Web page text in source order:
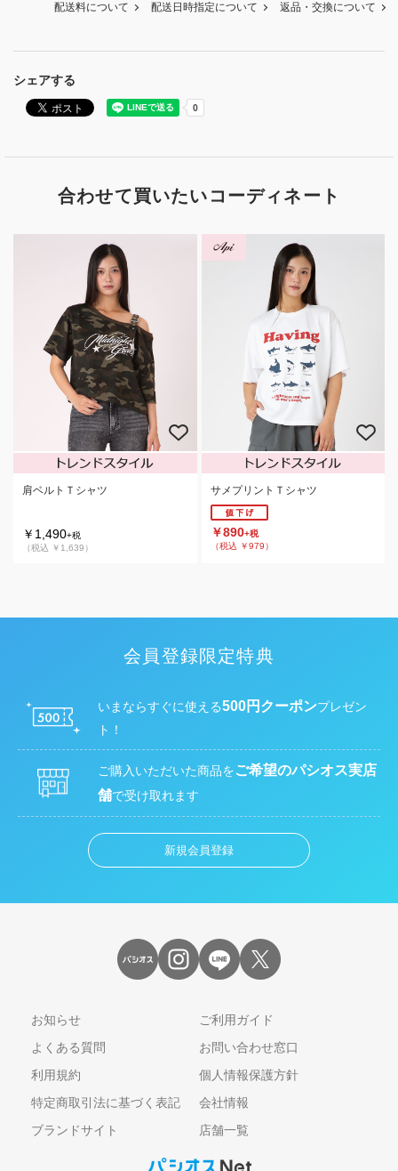
シェアする
配送料について 配送日時指定について 返品・交換について
合わせて買いたいコーディネート
肩ベルトＴシャツ
￥1,490+税
（税込 ￥1,639）
サメプリントＴシャツ
￥890+税
（税込 ￥979）
会員登録限定特典
いまならすぐに使える500円クーポンプレゼン
ト！
ご購入いただいた商品をご希望のパシオス実店
舗で受け取れます
新規会員登録
お知らせ
ご利用ガイド
よくある質問
お問い合わせ窓口
利用規約
個人情報保護方針
特定商取引法に基づく表記
会社情報
ブランドサイト
店舗一覧